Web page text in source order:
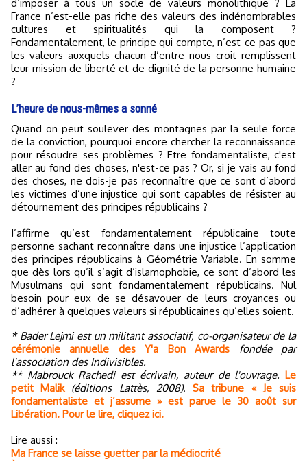
d‘imposer à tous un socle de valeurs monolithique ? La
France n’est-elle pas riche des valeurs des indénombrables
cultures et spiritualités qui la composent ?
Fondamentalement, le principe qui compte, n’est-ce pas que
les valeurs auxquels chacun d’entre nous croit remplissent
leur mission de liberté et de dignité de la personne humaine
?
L’heure de nous-mêmes a sonné
Quand on peut soulever des montagnes par la seule force
de la conviction, pourquoi encore chercher la reconnaissance
pour résoudre ses problèmes ? Etre fondamentaliste, c'est
aller au fond des choses, n'est-ce pas ? Or, si je vais au fond
des choses, ne dois-je pas reconnaître que ce sont d’abord
les victimes d’une injustice qui sont capables de résister au
détournement des principes républicains ?
J’affirme qu’est fondamentalement républicaine toute
personne sachant reconnaître dans une injustice l’application
des principes républicains à Géométrie Variable. En somme
que dès lors qu’il s’agit d’islamophobie, ce sont d’abord les
Musulmans qui sont fondamentalement républicains. Nul
besoin pour eux de se désavouer de leurs croyances ou
d’adhérer à quelques valeurs si républicaines qu’elles soient.
* Bader Lejmi est un militant associatif, co-organisateur de la
cérémonie annuelle des Y'a Bon Awards
fondée par
l'association des Indivisibles.
** Mabrouck Rachedi est écrivain, auteur de l'ouvrage. Le
petit Malik (éditions Lattès, 2008).Sa tribune « Je suis
fondamentaliste et j’assume » est parue le 30 août sur
Libération. Pour le lire, cliquez ici.
Lire aussi :
Ma France se laisse guetter par la médiocrité